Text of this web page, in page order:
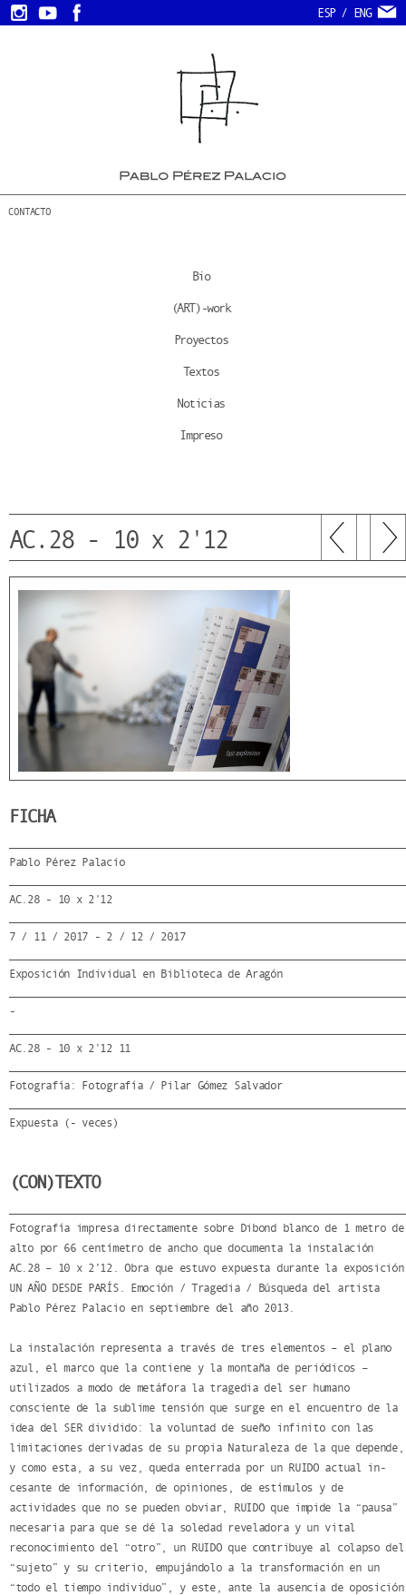
ESP/ ENG
CONTACTO
Bio
(ART)-work
Proyectos
Textos
Noticias
Impreso
AC.28 - 10 x 2'12
FICHA
Pablo Pérez Palacio
AC.28 - 10 x 2'12
7 / 11 / 2017 - 2 / 12 / 2017
Exposición Individual en Biblioteca de Aragón
-
AC.28 - 10 x 2'12 11
Fotografía: Fotografía / Pilar Gómez Salvador
Expuesta (- veces)
(CON)TEXTO
Fotografía impresa directamente sobre Dibond blanco de 1 metro de
alto por 66 centímetro de ancho que documenta la instalación
AC.28 – 10 x 2’12. Obra que estuvo expuesta durante la exposición
UN AÑO DESDE PARÍS. Emoción / Tragedia / Búsqueda del artista
Pablo Pérez Palacio en septiembre del año 2013.
La instalación representa a través de tres elementos – el plano
azul, el marco que la contiene y la montaña de periódicos –
utilizados a modo de metáfora la tragedia del ser humano
consciente de la sublime tensión que surge en el encuentro de la
idea del SER dividido: la voluntad de sueño infinito con las
limitaciones derivadas de su propia Naturaleza de la que depende,
y como esta, a su vez, queda enterrada por un RUIDO actual in-
cesante de información, de opiniones, de estímulos y de
actividades que no se pueden obviar, RUIDO que impide la “pausa”
necesaria para que se dé la soledad reveladora y un vital
reconocimiento del “otro”, un RUIDO que contribuye al colapso del
“sujeto” y su criterio, empujándolo a la transformación en un
“todo el tiempo individuo”, y este, ante la ausencia de oposición